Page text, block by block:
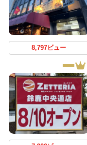
8,797ビュー